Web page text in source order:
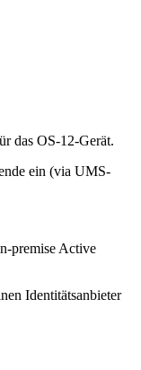
das OS-12-Gerät.
ein (via UMS-
premise Active
Identitätsanbieter